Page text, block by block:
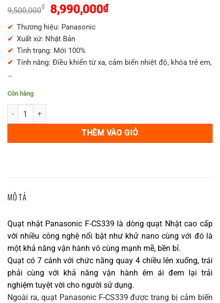
trên 5
dựa trên
9,500,000₫
Giá
gốc
là:
9,500,000₫.
8,990,000₫Giá
8,990,000₫.
Thương hiệu: Panasonic
Xuất xứ: Nhật Bản
Tình trạng: Mới 100%
Tính năng: Điều khiển từ xa, cảm biến nhiệt độ, khóa trẻ em,
…
Còn hàng
Quạt nhật Panasonic F-CS339 (7 cánh) phát nano khử khuẩn số
THÊM VÀO GIỎ
MÔ TẢ
Quạt nhật Panasonic F-CS339 là dòng quạt Nhật cao cấp
với nhiều công nghệ nổi bật như khử nano cùng với đó là
một khả năng vận hành vô cùng mạnh mẽ, bền bỉ.
Quạt có 7 cánh với chức năng quay 4 chiều lên xuống, trái
phải cùng với khả năng vận hành êm ái đem lại trải
nghiệm tuyệt vời cho người sử dụng.
Ngoài ra, quạt Panasonic F-CS339 được trang bị cảm biến